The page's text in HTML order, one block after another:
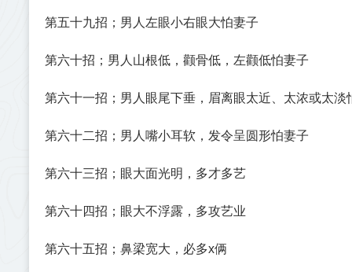
第五十九招；男人左眼小右眼大怕妻子
第六十招；男人山根低，颧骨低，左颧低怕妻子
第六十一招；男人眼尾下垂，眉离眼太近、太浓或太淡
第六十二招；男人嘴小耳软，发令呈圆形怕妻子
第六十三招；眼大面光明，多才多艺
第六十四招；眼大不浮露，多攻艺业
第六十五招；鼻梁宽大，必多x俩